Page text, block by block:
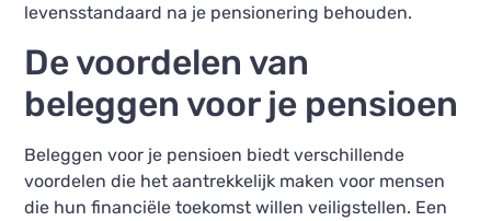
levensstandaard na je pensionering behouden.
De voordelen van
beleggen voor je pensioen
Beleggen voor je pensioen biedt verschillende
voordelen die het aantrekkelijk maken voor mensen
die hun financiële toekomst willen veiligstellen. Een